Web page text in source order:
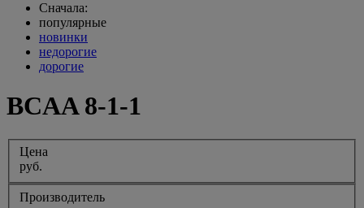
Сначала:
популярные
новинки
недорогие
дорогие
BCAA 8-1-1
Цена
руб.
Производитель